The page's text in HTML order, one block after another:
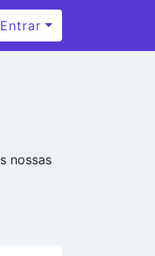
Entrar
nossas